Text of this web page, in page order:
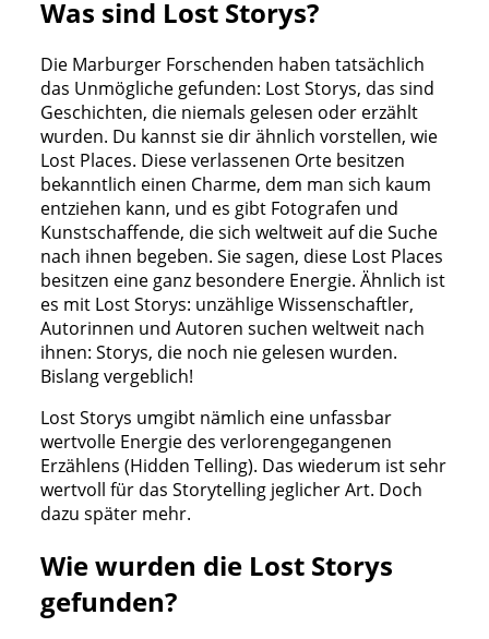
Was sind Lost Storys?
Die Marburger Forschenden haben tatsächlich
das Unmögliche gefunden: Lost Storys, das sind
Geschichten, die niemals gelesen oder erzählt
wurden. Du kannst sie dir ähnlich vorstellen, wie
Lost Places. Diese verlassenen Orte besitzen
bekanntlich einen Charme, dem man sich kaum
entziehen kann, und es gibt Fotografen und
Kunstschaffende, die sich weltweit auf die Suche
nach ihnen begeben. Sie sagen, diese Lost Places
besitzen eine ganz besondere Energie. Ähnlich ist
es mit Lost Storys: unzählige Wissenschaftler,
Autorinnen und Autoren suchen weltweit nach
ihnen: Storys, die noch nie gelesen wurden.
Bislang vergeblich!
Lost Storys umgibt nämlich eine unfassbar
wertvolle Energie des verlorengegangenen
Erzählens (Hidden Telling). Das wiederum ist sehr
wertvoll für das Storytelling jeglicher Art. Doch
dazu später mehr.
Wie wurden die Lost Storys
gefunden?